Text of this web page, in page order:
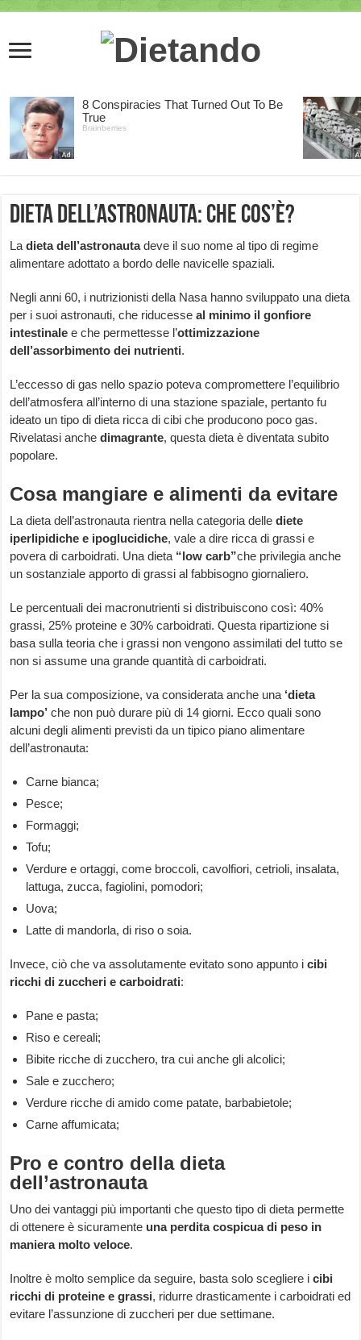
Dieta dell’astronauta: che cos’è?
Ladieta dell’astronautadeve il suo nome al tipo di regime
alimentare adottato a bordo delle navicelle spaziali.
Negli anni 60, i nutrizionisti della Nasa hanno sviluppato una dieta
per i suoi astronauti, che riducesseal minimo il gonfiore
intestinale e che permettesse l’ottimizzazione
dell’assorbimento dei nutrienti.
L’eccesso di gas nello spazio poteva compromettere l’equilibrio
dell’atmosfera all’interno di una stazione spaziale, pertanto fu
ideato un tipo di dieta ricca di cibi che producono poco gas.
Rivelatasi anchedimagrante, questa dieta è diventata subito
popolare.
Cosa mangiare e alimenti da evitare
La dieta dell’astronauta rientra nella categoria dellediete
iperlipidiche e ipoglucidiche, vale a dire ricca di grassi e
povera di carboidrati. Una dieta “low carb”che privilegia anche
un sostanziale apporto di grassi al fabbisogno giornaliero.
Le percentuali dei macronutrienti si distribuiscono così: 40%
grassi, 25% proteine e 30% carboidrati. Questa ripartizione si
basa sulla teoria che i grassi non vengono assimilati del tutto se
non si assume una grande quantità di carboidrati.
Per la sua composizione, va considerata anche una ‘dieta
lampo’ che non può durare più di 14 giorni. Ecco quali sono
alcuni degli alimenti previsti da un tipico piano alimentare
dell’astronauta:
Carne bianca;
Pesce;
Formaggi;
Tofu;
Verdure e ortaggi, come broccoli, cavolfiori, cetrioli, insalata,
lattuga, zucca, fagiolini, pomodori;
Uova;
Latte di mandorla, di riso o soia.
Invece, ciò che va assolutamente evitato sono appunto icibi
ricchi di zuccheri e carboidrati:
Pane e pasta;
Riso e cereali;
Bibite ricche di zucchero, tra cui anche gli alcolici;
Sale e zucchero;
Verdure ricche di amido come patate, barbabietole;
Carne affumicata;
Pro e contro della dieta
dell’astronauta
Uno dei vantaggi più importanti che questo tipo di dieta permette
di ottenere è sicuramente una perdita cospicua di peso in
maniera molto veloce.
Inoltre è molto semplice da seguire, basta solo scegliere icibi
ricchi di proteine e grassi, ridurre drasticamente i carboidrati ed
evitare l’assunzione di zuccheri per due settimane.